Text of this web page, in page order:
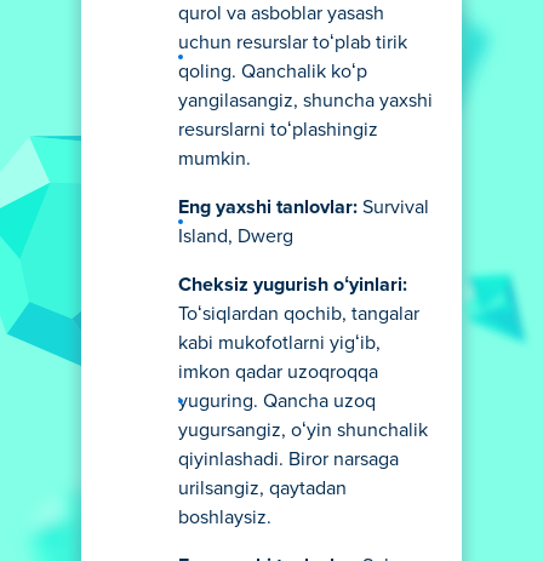
qurol va asboblar yasash
uchun resurslar toʻplab tirik
qoling. Qanchalik koʻp
yangilasangiz, shuncha yaxshi
resurslarni toʻplashingiz
mumkin.
Eng yaxshi tanlovlar: Survival
Island, Dwerg
Cheksiz yugurish oʻyinlari:
Toʻsiqlardan qochib, tangalar
kabi mukofotlarni yigʻib,
imkon qadar uzoqroqqa
yuguring. Qancha uzoq
yugursangiz, oʻyin shunchalik
qiyinlashadi. Biror narsaga
urilsangiz, qaytadan
boshlaysiz.